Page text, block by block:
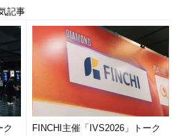
記事
ク
FINCHI主催「IVS2026」トーク